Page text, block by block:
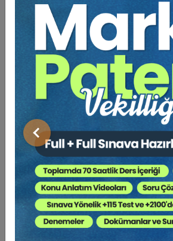
Önceki
Sermaye Piyasası Hukuku
Bankacılık Hukuku
Sigorta Hukuku
Rekabet Hukuku
Şirketler Hukuku
Fikri Mülkiyet Hukuku
● KİTAP BÖLÜM YAZARLARI
Prof. Dr. Özge Ayan - Prof. Dr.